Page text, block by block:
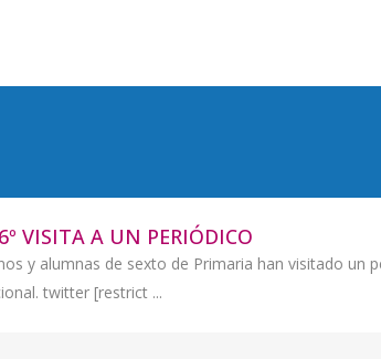
6º VISITA A UN PERIÓDICO
y alumnas de sexto de Primaria han visitado un
twitter [restrict ...